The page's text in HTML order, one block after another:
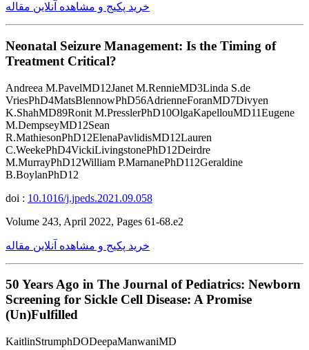
خرید پکیج و مشاهده آنلاین مقاله
Neonatal Seizure Management: Is the Timing of
Treatment Critical?
Andreea M.PavelMD12Janet M.RennieMD3Linda S.de
VriesPhD4MatsBlennowPhD56AdrienneForanMD7Divyen
K.ShahMD89Ronit M.PresslerPhD10OlgaKapellouMD11Eugene
M.DempseyMD12Sean
R.MathiesonPhD12ElenaPavlidisMD12Lauren
C.WeekePhD4VickiLivingstonePhD12Deirdre
M.MurrayPhD12William P.MarnanePhD112Geraldine
B.BoylanPhD12
doi : 10.1016/j.jpeds.2021.09.058
Volume 243, April 2022, Pages 61-68.e2
خرید پکیج و مشاهده آنلاین مقاله
50 Years Ago in The Journal of Pediatrics: Newborn
Screening for Sickle Cell Disease: A Promise
(Un)Fulfilled
KaitlinStrumphDODeepaManwaniMD